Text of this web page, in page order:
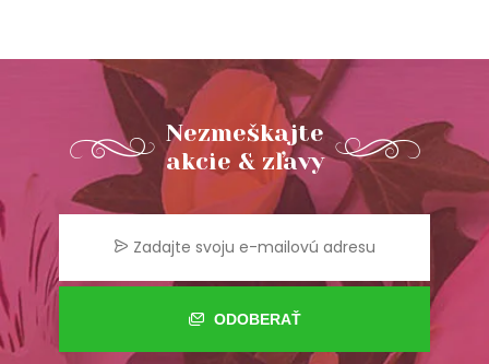
Nezmeškajte
akcie & zľavy
ODOBERAŤ